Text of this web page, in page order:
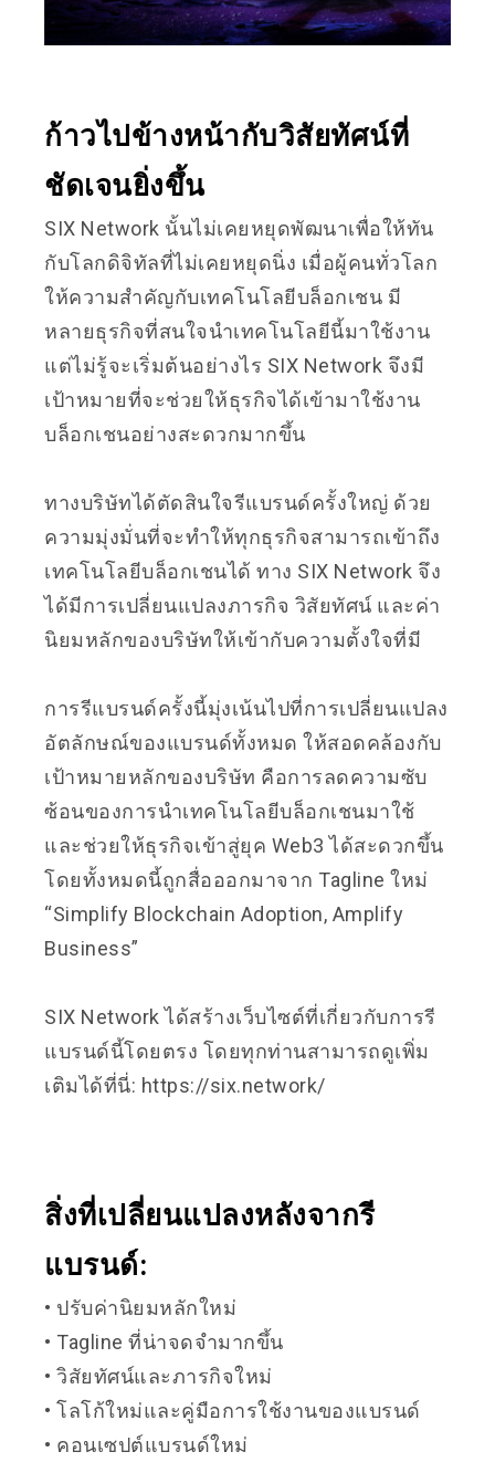
ก้าวไปข้างหน้ากับวิสัยทัศน์ที่
ชัดเจนยิ่งขึ้น
SIX Network นั้นไม่เคยหยุดพัฒนาเพื่อให้ทัน
กับโลกดิจิทัลที่ไม่เคยหยุดนิ่ง เมื่อผู้คนทั่วโลก
ให้ความสำคัญกับเทคโนโลยีบล็อกเชน มี
หลายธุรกิจที่สนใจนำเทคโนโลยีนี้มาใช้งาน
แต่ไม่รู้จะเริ่มต้นอย่างไร SIX Network จึงมี
เป้าหมายที่จะช่วยให้ธุรกิจได้เข้ามาใช้งาน
บล็อกเชนอย่างสะดวกมากขึ้น
ทางบริษัทได้ตัดสินใจรีแบรนด์ครั้งใหญ่ ด้วย
ความมุ่งมั่นที่จะทำให้ทุกธุรกิจสามารถเข้าถึง
เทคโนโลยีบล็อกเชนได้ ทาง SIX Network จึง
ได้มีการเปลี่ยนแปลงภารกิจ วิสัยทัศน์ และค่า
นิยมหลักของบริษัทให้เข้ากับความตั้งใจที่มี
การรีแบรนด์ครั้งนี้มุ่งเน้นไปที่การเปลี่ยนแปลง
อัตลักษณ์ของแบรนด์ทั้งหมด ให้สอดคล้องกับ
เป้าหมายหลักของบริษัท คือการลดความซับ
ซ้อนของการนำเทคโนโลยีบล็อกเชนมาใช้
และช่วยให้ธุรกิจเข้าสู่ยุค Web3 ได้สะดวกขึ้น
โดยทั้งหมดนี้ถูกสื่อออกมาจาก Tagline ใหม่
“Simplify Blockchain Adoption, Amplify
Business”
SIX Network ได้สร้างเว็บไซต์ที่เกี่ยวกับการรี
แบรนด์นี้โดยตรง โดยทุกท่านสามารถดูเพิ่ม
เติมได้ที่นี่: https://six.network/
สิ่งที่เปลี่ยนแปลงหลังจากรี
แบรนด์:
• ปรับค่านิยมหลักใหม่
• Tagline ที่น่าจดจำมากขึ้น
• วิสัยทัศน์และภารกิจใหม่
• โลโก้ใหม่และคู่มือการใช้งานของแบรนด์
• คอนเซปต์แบรนด์ใหม่